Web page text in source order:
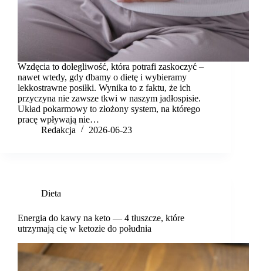
Wzdęcia to dolegliwość, która potrafi zaskoczyć –
nawet wtedy, gdy dbamy o dietę i wybieramy
lekkostrawne posiłki. Wynika to z faktu, że ich
przyczyna nie zawsze tkwi w naszym jadłospisie.
Układ pokarmowy to złożony system, na którego
pracę wpływają nie…
Redakcja
2026-06-23
Dieta
Energia do kawy na keto — 4 tłuszcze, które
utrzymają cię w ketozie do południa